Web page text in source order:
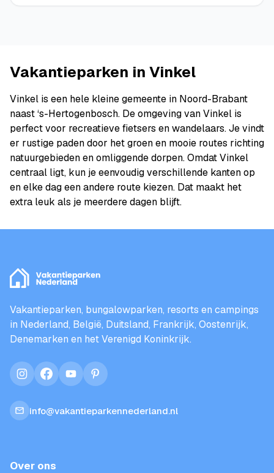
Vakantieparken in Vinkel
Vinkel is een hele kleine gemeente in Noord-Brabant
naast ‘s-Hertogenbosch. De omgeving van Vinkel is
perfect voor recreatieve fietsers en wandelaars. Je vindt
er rustige paden door het groen en mooie routes richting
natuurgebieden en omliggende dorpen. Omdat Vinkel
centraal ligt, kun je eenvoudig verschillende kanten op
en elke dag een andere route kiezen. Dat maakt het
extra leuk als je meerdere dagen blijft.
Vakantieparken, bungalowparken, resorts en campings
in Nederland, België, Duitsland, Frankrijk, Oostenrijk,
Denemarken en het Verenigd Koninkrijk.
instagramfacebookyoutubepinterest
info@vakantieparkennederland.nl
Over ons